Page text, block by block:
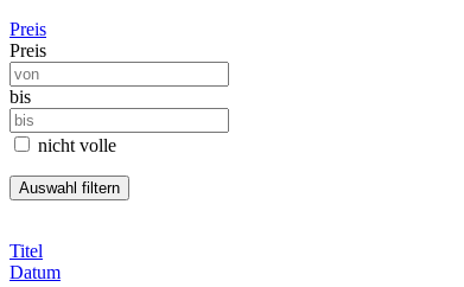
Preis
Preis
bis
nicht volle
Titel
Datum